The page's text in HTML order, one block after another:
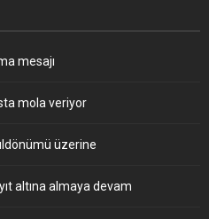
mesajı
mola veriyor
üzerine
altına almaya devam